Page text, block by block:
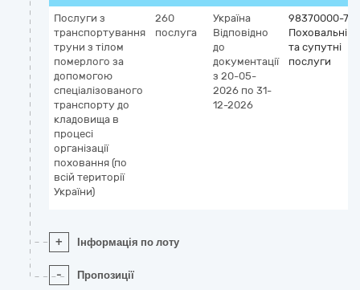
Послуги з
транспортування
труни з тілом
померлого за
допомогою
спеціалізованого
транспорту до
кладовища в
процесі
організації
поховання (по
всій території
України)
260
послуга
Україна
Відповідно
до
документації
з 20-05-
2026 по 31-
12-2026
98370000-7
Поховальні
та супутні
послуги
+ Інформація по лоту
- Пропозиції